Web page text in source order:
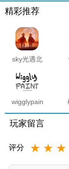
精彩推荐
sky光遇北
解锁版
wigglypaint
玩家留言
评分 ★ ★ ★